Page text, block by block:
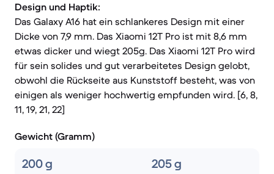
Design und Haptik:
Das Galaxy A16 hat ein schlankeres Design mit einer
Dicke von 7,9 mm. Das Xiaomi 12T Pro ist mit 8,6 mm
etwas dicker und wiegt 205g. Das Xiaomi 12T Pro wird
für sein solides und gut verarbeitetes Design gelobt,
obwohl die Rückseite aus Kunststoff besteht, was von
einigen als weniger hochwertig empfunden wird. [6, 8,
11, 19, 21, 22]
Gewicht (Gramm)
200 g 205 g